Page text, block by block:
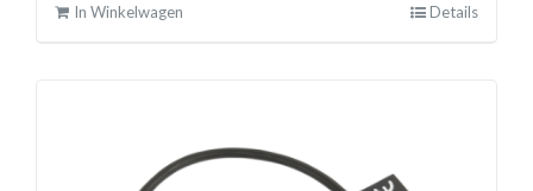
In Winkelwagen Details